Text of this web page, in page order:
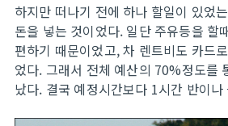
하지만 떠나기 전에 하나 할일이 있었
돈을 넣는 것이었다. 일단 주유등을 할
편하기 때문이었고, 차 렌트비도 카드
었다. 그래서 전체 예산의 70%정도를
났다. 결국 예정시간보다 1시간 반이